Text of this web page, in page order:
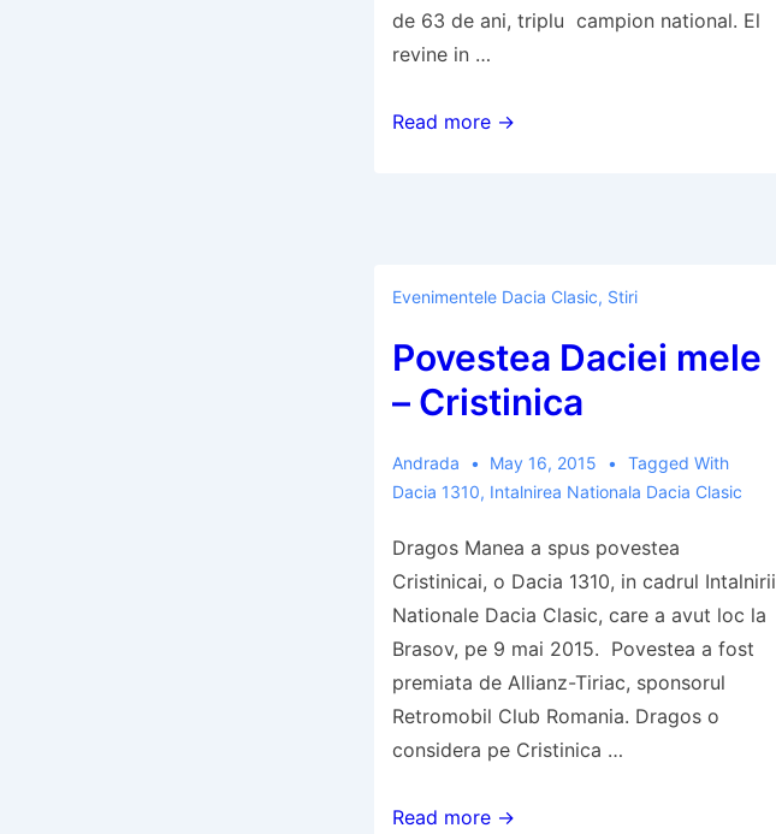
de 63 de ani, triplu campion national. El
revine in …
Dupa
nou
Raliul
Acropole
Dacia
1310
Read more →
Evenimentele Dacia Clasic, Stiri
Povestea Daciei mele
– Cristinica
Andrada May 16, 2015
Tagged With
Dacia 1310, Intalnirea Nationala Dacia Clasic
Dragos Manea a spus povestea
Cristinicai, o Dacia 1310, in cadrul Intalnirii
Nationale Dacia Clasic, care a avut loc la
Brasov, pe 9 mai 2015. Povestea a fost
premiata de Allianz-Tiriac, sponsorul
Retromobil Club Romania. Dragos o
considera pe Cristinica …
Povestea
Read more →